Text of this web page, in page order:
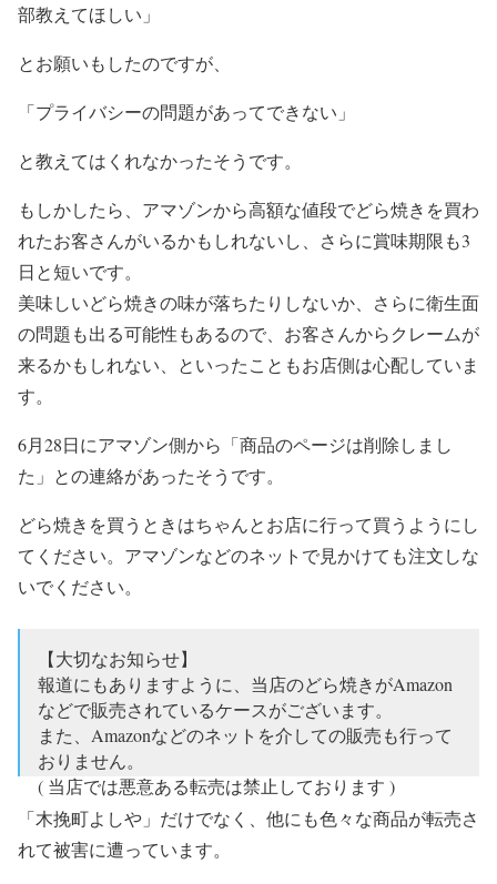
部教えてほしい」
とお願いもしたのですが、
「プライバシーの問題があってできない」
と教えてはくれなかったそうです。
もしかしたら、アマゾンから高額な値段でどら焼きを買わ
れたお客さんがいるかもしれないし、さらに賞味期限も3
日と短いです。
美味しいどら焼きの味が落ちたりしないか、さらに衛生面
の問題も出る可能性もあるので、お客さんからクレームが
来るかもしれない、といったこともお店側は心配していま
す。
6月28日にアマゾン側から「商品のページは削除しまし
た」との連絡があったそうです。
どら焼きを買うときはちゃんとお店に行って買うようにし
てください。アマゾンなどのネットで見かけても注文しな
いでください。
【大切なお知らせ】
報道にもありますように、当店のどら焼きがAmazon
などで販売されているケースがございます。
また、Amazonなどのネットを介しての販売も行って
おりません。
( 当店では悪意ある転売は禁止しております )
お買い求めの際は当店へご予約頂きますよう、心か
らお願い申し上げます。
「木挽町よしや」だけでなく、他にも色々な商品が転売さ
れて被害に遭っています。